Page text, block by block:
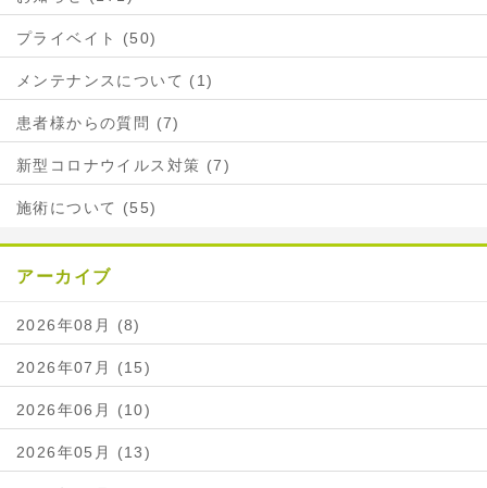
プライベイト (50)
メンテナンスについて (1)
患者様からの質問 (7)
新型コロナウイルス対策 (7)
施術について (55)
アーカイブ
2026年08月 (8)
2026年07月 (15)
2026年06月 (10)
2026年05月 (13)